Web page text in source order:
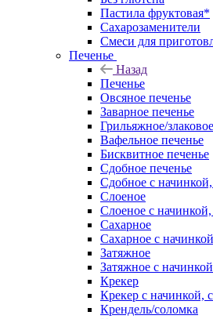
Пастила фруктовая*
Сахарозаменители
Смеси для
Печенье
Назад
Печенье
Овсяное печенье
Заварное печенье
Грильяжное/
Вафельное печенье
Бисквитное печенье
Сдобное печенье
Сдобное с
Слоеное
Слоеное с начинкой,
Сахарное
Сахарное с
Затяжное
Затяжное с
Крекер
Крекер с начинкой,
Крендель/соломка